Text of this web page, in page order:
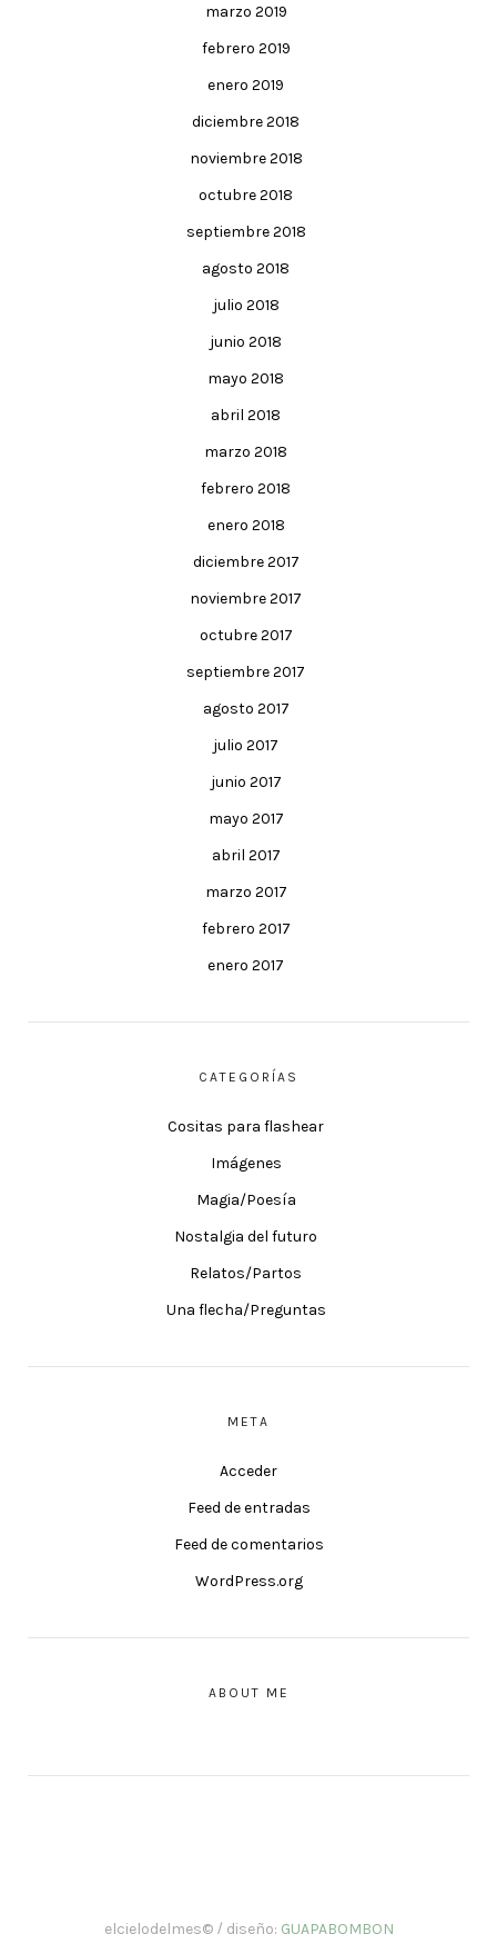
marzo 2019
febrero 2019
enero 2019
diciembre 2018
noviembre 2018
octubre 2018
septiembre 2018
agosto 2018
julio 2018
junio 2018
mayo 2018
abril 2018
marzo 2018
febrero 2018
enero 2018
diciembre 2017
noviembre 2017
octubre 2017
septiembre 2017
agosto 2017
julio 2017
junio 2017
mayo 2017
abril 2017
marzo 2017
febrero 2017
enero 2017
CATEGORÍAS
Cositas para flashear
Imágenes
Magia/Poesía
Nostalgia del futuro
Relatos/Partos
Una flecha/Preguntas
META
Acceder
Feed de entradas
Feed de comentarios
WordPress.org
ABOUT ME
elcielodelmes© / diseño: GUAPABOMBON